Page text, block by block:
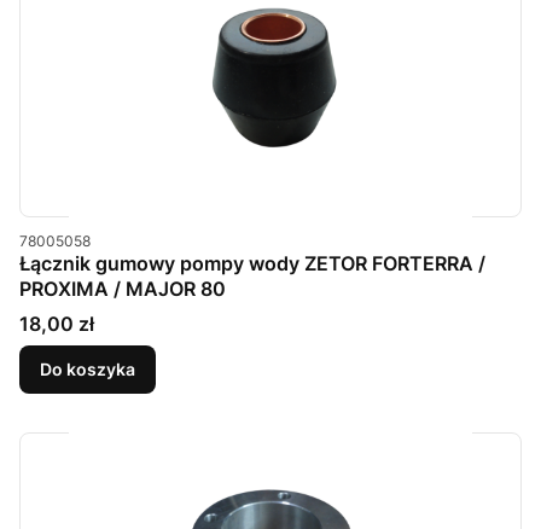
Kod produktu
78005058
Łącznik gumowy pompy wody ZETOR FORTERRA /
PROXIMA / MAJOR 80
Cena
18,00 zł
Do koszyka